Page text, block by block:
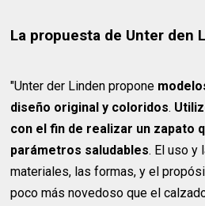
La propuesta de Unter den
"Unter der Linden propone
diseño original y coloridos.
con el fin de realizar un zapato
parámetros saludables. El uso y
materiales, las formas, y el
poco más novedoso que el